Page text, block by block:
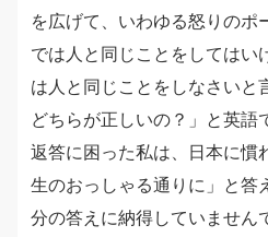
を広げて、いわゆる怒りのポ
では人と同じことをしてはい
は人と同じことをしなさいと
どちらが正しいの？」と英語
返答に困った私は、日本に慣
生のおっしゃる通りに」と答
分の答えに納得していません